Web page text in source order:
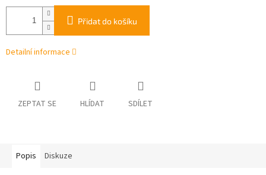
Přidat do košíku
Detailní informace
ZEPTAT SE HLÍDAT SDÍLET
Popis Diskuze